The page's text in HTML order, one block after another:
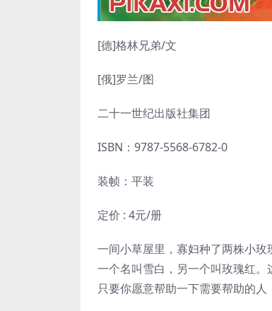
[德]格林兄弟/文
[俄]罗兰/图
二十一世纪出版社集团
ISBN： 9787-5568-6782-0
装帧：平装
定价 : 4元/册
一间小草屋里，寡妇种了两株小
一个名叫雪白，另一个叫玫瑰红
只要你愿意帮助一下需要帮助的人